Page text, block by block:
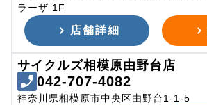
ラーザ 1F
店舗詳細
サイクルズ相模原由野台店
042-707-4082
神奈川県相模原市中央区由野台1-1-5